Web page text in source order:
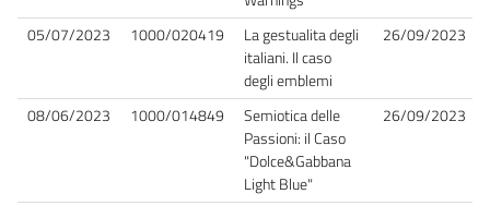
05/07/2023 1000/020419
La gestualita degli
italiani. Il caso
degli emblemi
26/09/2023
08/06/2023 1000/014849
Semiotica delle
Passioni: il Caso
"Dolce&Gabbana
Light Blue"
26/09/2023